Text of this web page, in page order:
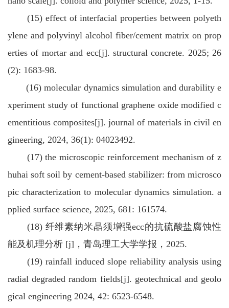
(15) effect of interfacial properties between polyeth
ylene and polyvinyl alcohol fiber/cement matrix on prop
erties of mortar and ecc[j]. structural concrete. 2025; 26
(2): 1683-98.
(16) molecular dynamics simulation and durability e
xperiment study of functional graphene oxide modified c
ementitious composites[j]. journal of materials in civil en
gineering, 2024, 36(1): 04023492.
(17) the microscopic reinforcement mechanism of z
huhai soft soil by cement-based stabilizer: from microsco
pic characterization to molecular dynamics simulation. a
pplied surface science, 2025, 681: 161574.
(18) 纤维素纳米晶须增强ecc的抗硫酸盐腐蚀性
能及机理分析 [j]，青岛理工大学学报，2025.
(19) rainfall induced slope reliability analysis using
radial degraded random fields[j]. geotechnical and geolo
gical engineering 2024, 42: 6523-6548.